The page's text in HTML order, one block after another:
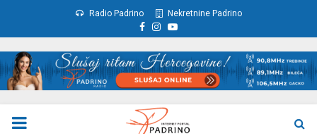
Radio Padrino Nekretnine Padrino
Facebook
Instagram
Youtube
PRIMARY